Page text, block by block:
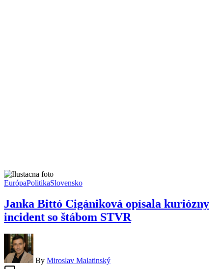
EurópaPolitikaSlovensko
Janka Bittó Cigániková opísala kuriózny
incident so štábom STVR
By Miroslav Malatinský